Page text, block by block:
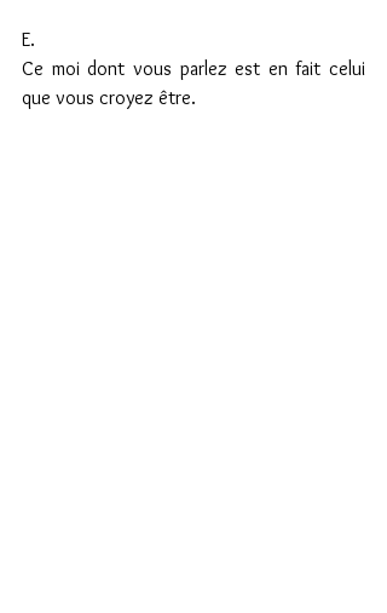
E.
Ce moi dont vous parlez est en fait celui
que vous croyez être.